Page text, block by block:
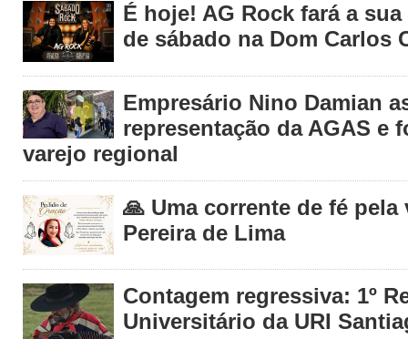
É hoje! AG Rock fará a
de sábado na Dom Carlos
Empresário Nino Damian
representação da AGAS e
varejo regional
🙏 Uma corrente de fé pela
Pereira de Lima
Contagem regressiva: 1º
Universitário da URI